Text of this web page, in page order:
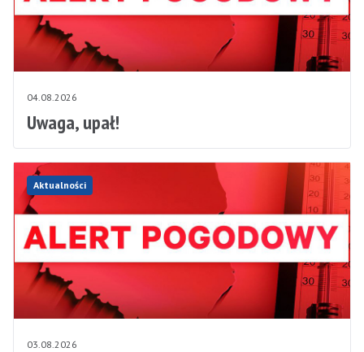
04.08.2026
Uwaga, upał!
Aktualności
03.08.2026